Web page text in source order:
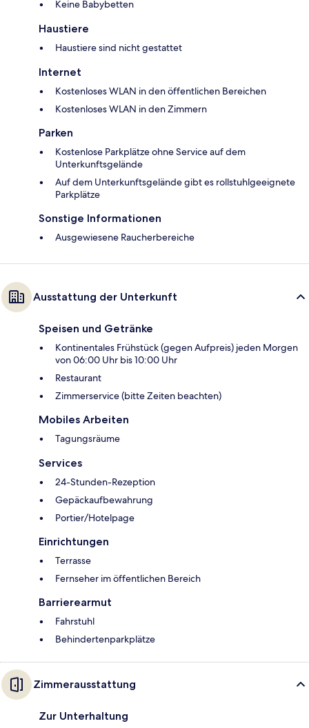
Keine Babybetten
Haustiere
Haustiere sind nicht gestattet
Internet
Kostenloses WLAN in den öffentlichen Bereichen
Kostenloses WLAN in den Zimmern
Parken
Kostenlose Parkplätze ohne Service auf dem
Unterkunftsgelände
Auf dem Unterkunftsgelände gibt es rollstuhlgeeignete
Parkplätze
Sonstige Informationen
Ausgewiesene Raucherbereiche
Ausstattung der Unterkunft
Speisen und Getränke
Kontinentales Frühstück (gegen Aufpreis) jeden Morgen
von 06:00 Uhr bis 10:00 Uhr
Restaurant
Zimmerservice (bitte Zeiten beachten)
Mobiles Arbeiten
Tagungsräume
Services
24-Stunden-Rezeption
Gepäckaufbewahrung
Portier/Hotelpage
Einrichtungen
Terrasse
Fernseher im öffentlichen Bereich
Barrierearmut
Fahrstuhl
Behindertenparkplätze
Zimmerausstattung
Zur Unterhaltung